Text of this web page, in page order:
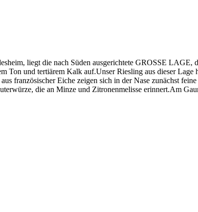
liegt die nach Süden ausgerichtete GROSSE
Ton und tertiärem Kalk auf.Unser Riesling aus dieser
französischer Eiche zeigen sich in der Nase zunächst
die an Minze und Zitronenmelisse erinnert.Am